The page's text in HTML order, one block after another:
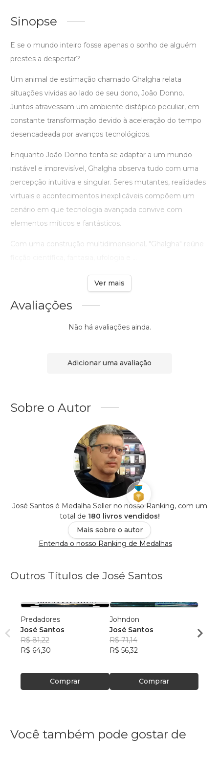
Sinopse
E se o mundo inteiro fosse apenas o sonho de alguém
prestes a despertar?
Um animal de estimação chamado Ghalgha relata
situações vividas ao lado de seu dono, João Donno.
Juntos atravessam um ambiente distópico peculiar, em
constante transformação devido à aceleração do tempo
desencadeada por avanços tecnológicos.
Enquanto João Donno tenta se adaptar a um mundo
instável e imprevisível, Ghalgha observa tudo com uma
percepção intuitiva e singular. Seres mutantes, realidades
virtuais e acontecimentos inexplicáveis compõem um
cenário em que tecnologia avançada convive com
elementos míticos e fantásticos.
Com uma construção multidimensional, "Ghalgha" reúne
Ver mais
Avaliações
Não há avaliações ainda.
Adicionar uma avaliação
Sobre o Autor
José Santos é Medalha Seller no nosso Ranking, com um
total de 180 livros vendidos!
Mais sobre o autor
Entenda o nosso Ranking de Medalhas
Outros Títulos de José Santos
Predadores
José Santos
R$ 81,22
R$ 64,30
Comprar
Johndon
José Santos
R$ 71,14
R$ 56,32
Comprar
José
R$
Você também pode gostar de